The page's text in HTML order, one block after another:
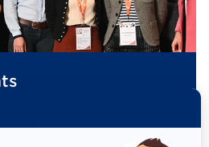
par GS1 France
Spiritueux.